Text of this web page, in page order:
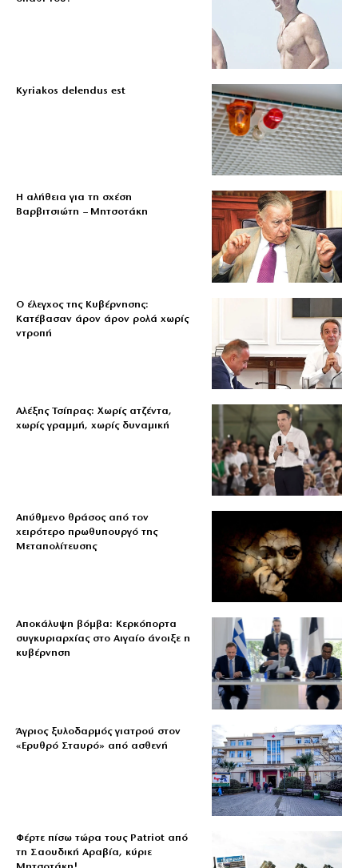
Kyriakos delendus est
Η αλήθεια για τη σχέση
Βαρβιτσιώτη – Μητσοτάκη
Ο έλεγχος της Κυβέρνησης:
Κατέβασαν άρον άρον ρολά χωρίς
ντροπή
Αλέξης Τσίπρας: Χωρίς ατζέντα,
χωρίς γραμμή, χωρίς δυναμική
Απύθμενο θράσος από τον
χειρότερο πρωθυπουργό της
Μεταπολίτευσης
Αποκάλυψη βόμβα: Κερκόπορτα
συγκυριαρχίας στο Αιγαίο άνοιξε η
κυβέρνηση
Άγριος ξυλοδαρμός γιατρού στον
«Ερυθρό Σταυρό» από ασθενή
Φέρτε πίσω τώρα τους Patriot από
τη Σαουδική Αραβία, κύριε